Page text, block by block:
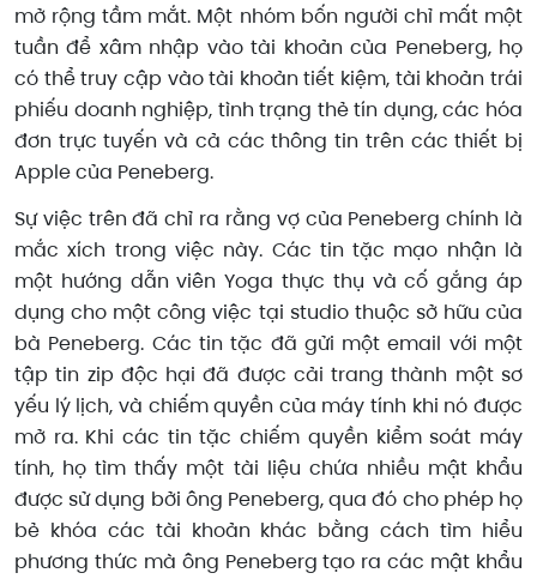
mở rộng tầm mắt. Một nhóm bốn người chỉ mất một
tuần để xâm nhập vào tài khoản của Peneberg, họ
có thể truy cập vào tài khoản tiết kiệm, tài khoản trái
phiếu doanh nghiệp, tình trạng thẻ tín dụng, các hóa
đơn trực tuyến và cả các thông tin trên các thiết bị
Apple của Peneberg.
Sự việc trên đã chỉ ra rằng vợ của Peneberg chính là
mắc xích trong việc này. Các tin tặc mạo nhận là
một hướng dẫn viên Yoga thực thụ và cố gắng áp
dụng cho một công việc tại studio thuộc sở hữu của
bà Peneberg. Các tin tặc đã gửi một email với một
tập tin zip độc hại đã được cải trang thành một sơ
yếu lý lịch, và chiếm quyền của máy tính khi nó được
mở ra. Khi các tin tặc chiếm quyền kiểm soát máy
tính, họ tìm thấy một tài liệu chứa nhiều mật khẩu
được sử dụng bởi ông Peneberg, qua đó cho phép họ
bẻ khóa các tài khoản khác bằng cách tìm hiểu
phương thức mà ông Peneberg tạo ra các mật khẩu